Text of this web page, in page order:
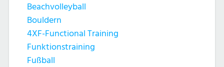
Beachvolleyball
Bouldern
4XF-Functional Training
Funktionstraining
Fußball